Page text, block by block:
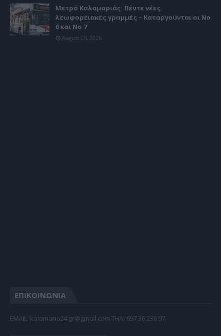
Μετρό Καλαμαριάς: Πέντε νέες
λεωφορειακές γραμμές – Καταργούνται οι Νο
6 και Νο 7
August 05, 2026
ΕΠΙΚΟΙΝΩΝΙΑ
EMAIL: kalamaria24.gr@gmail.com TΗΛ: 697 36 236 97